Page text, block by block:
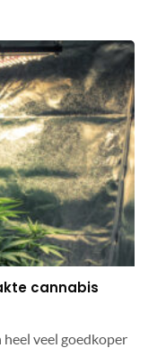
cannabis
veel goedkoper